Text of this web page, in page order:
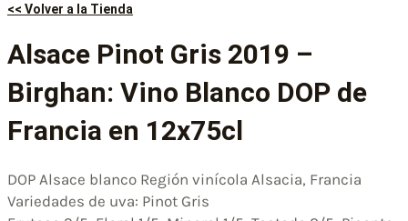
<< Volver a la Tienda
Alsace Pinot Gris 2019 –
Birghan: Vino Blanco DOP de
Francia en 12x75cl
DOP Alsace blanco Región vinícola Alsacia, Francia
Variedades de uva: Pinot Gris